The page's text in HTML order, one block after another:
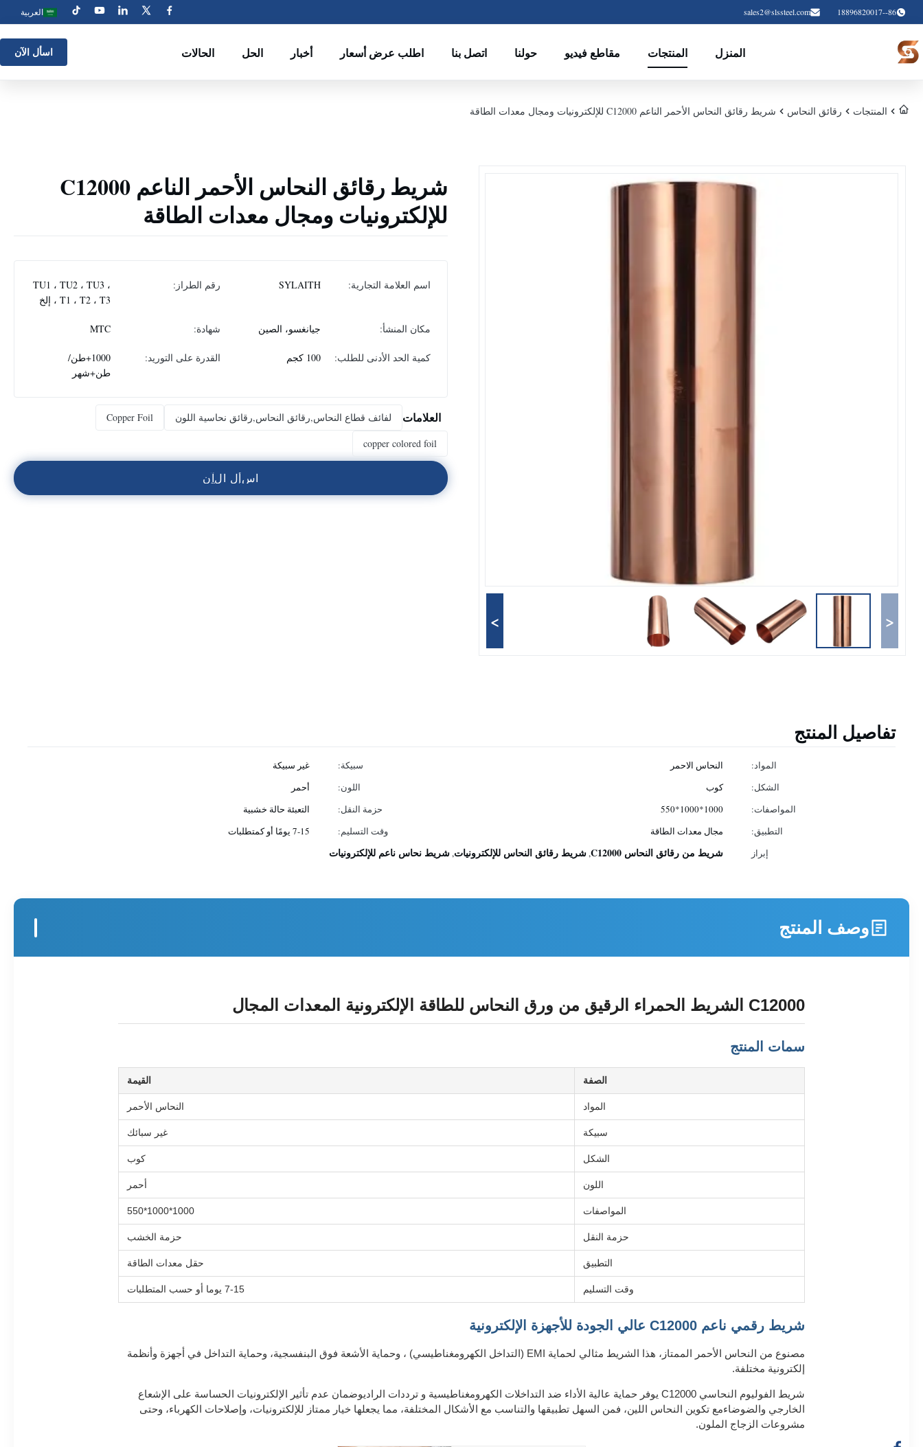
86--18896820017
sales2@slssteel.com العربية
المنزل المنتجات مقاطع فيديو حولنا اتصل بنا اطلب عرض أسعار أخبار الحل الحالات اسأل الآن
المنتجات رقائق النحاس شريط رقائق النحاس الأحمر الناعم C12000 للإلكترونيات ومجال معدات الطاقة
<
>
شريط رقائق النحاس الأحمر الناعم C12000
للإلكترونيات ومجال معدات الطاقة
اسم العلامة التجارية: SYLAITH رقم الطراز:
TU1 ، TU2 ، TU3 ،
T1 ، T2 ، T3 ، إلخ
مكان المنشأ: جيانغسو، الصين شهادة: MTC
كمية الحد الأدنى للطلب: 100 كجم القدرة على التوريد:
1000+طن/
طن+شهر
العلامات لفائف قطاع النحاس,رقائق النحاس,رقائق نحاسية اللون
Copper Foil
copper colored foil
اسأل الآن
تفاصيل المنتج
المواد: النحاس الاحمر سبيكة:
غير سبيكة
الشكل:
كوب اللون:
أحمر
المواصفات:
1000*1000*550 حزمة النقل:
التعبئة حالة خشبية
التطبيق:
مجال معدات الطاقة وقت التسليم:
7-15 يومًا أو كمتطلبات
إبراز
شريط من رقائق النحاس C12000 ,شريط رقائق النحاس للإلكترونيات,شريط نحاس ناعم للإلكترونيات
وصف المنتج
C12000 الشريط الحمراء الرقيق من ورق النحاس للطاقة الإلكترونية المعدات المجال
سمات المنتج
الصفة القيمة
المواد النحاس الأحمر
سبيكة غير سبائك
الشكل كوب
اللون أحمر
المواصفات 1000*1000*550
حزمة النقل حزمة الخشب
التطبيق حقل معدات الطاقة
وقت التسليم 7-15 يوما أو حسب المتطلبات
شريط رقمي ناعم C12000 عالي الجودة للأجهزة الإلكترونية
مصنوع من النحاس الأحمر الممتاز، هذا الشريط مثالي لحماية EMI (التداخل الكهرومغناطيسي) ، وحماية الأشعة فوق البنفسجية، وحماية التداخل في أجهزة وأنظمة
إلكترونية مختلفة.
شريط الفوليوم النحاسي C12000 يوفر حماية عالية الأداء ضد التداخلات الكهرومغناطيسية و ترددات الراديوضمان عدم تأثير الإلكترونيات الحساسة على الإشعاع
الخارجي والضوضاءمع تكوين النحاس اللين، فمن السهل تطبيقها والتناسب مع الأشكال المختلفة، مما يجعلها خيار ممتاز للإلكترونيات، وإصلاحات الكهرباء، وحتى
مشروعات الزجاج الملون.